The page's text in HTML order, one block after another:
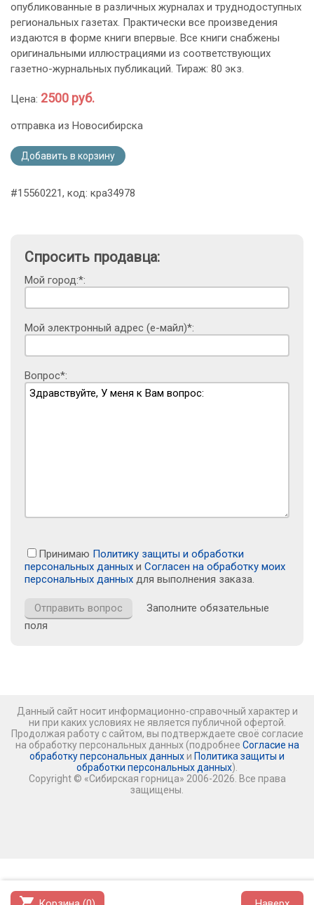
опубликованные в различных журналах и труднодоступных
региональных газетах. Практически все произведения
издаются в форме книги впервые. Все книги снабжены
оригинальными иллюстрациями из соответствующих
газетно-журнальных публикаций. Тираж: 80 экз.
Цена: 2500 руб.
отправка из Новосибирска
Добавить в корзину
#15560221, код: кра34978
Спросить продавца:
Мой город:*:
Мой электронный адрес (е-майл)*:
Вопрос*:
Принимаю Политику защиты и обработки
персональных данных и Согласен на обработку моих
персональных данных для выполнения заказа.
Заполните обязательные
поля
Данный сайт носит информационно-справочный характер и
ни при каких условиях не является публичной офертой.
Продолжая работу с сайтом, вы подтверждаете своё согласие
на обработку персональных данных (подробнее Согласие на
обработку персональных данных и Политика защиты и
обработки персональных данных).
Copyright © «Сибирская горница» 2006-2026. Все права
защищены.